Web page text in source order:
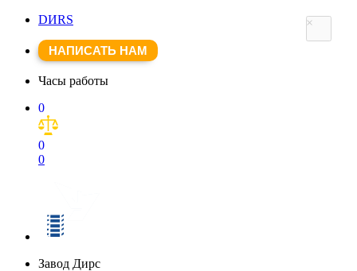
DИRS
НАПИСАТЬ НАМ
Часы работы
0
0
0
Завод Дирс
×